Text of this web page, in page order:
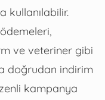
kullanılabilir.
ve veteriner gibi
doğrudan indirim
kampanya